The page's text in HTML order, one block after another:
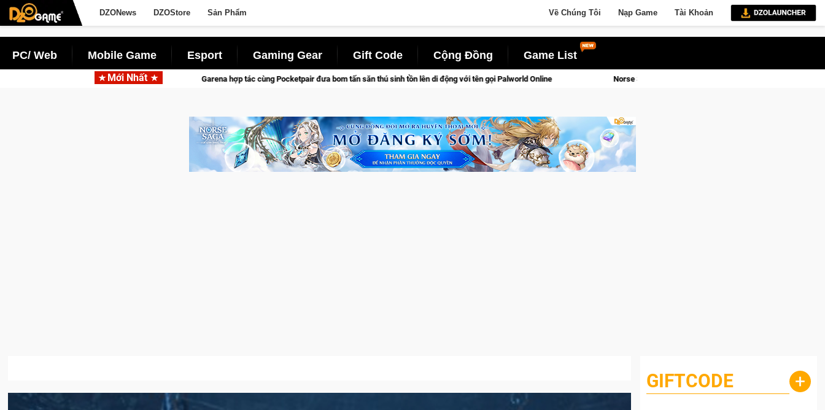
DZONews DZOStore Sản Phẩm Về Chúng Tôi Nạp Game Tài Khoản
PC/ Web Mobile Game Esport Gaming Gear Gift Code Cộng Đồng Game List
Mới Nhất
Garena hợp tác cùng Pocketpair đưa bom tấn săn thú sinh tồn lên di động với tên gọi Palworld Online Norse Saga Chính Thức Mở Cửa Closed Beta Tại Việt Nam Từ 04 – 11/08/2026
GIFTCODE +